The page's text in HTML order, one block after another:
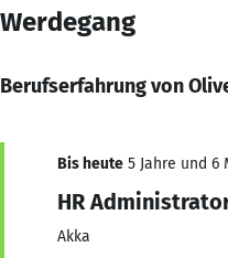
Werdegang
Berufserfahrung von
Bis heute 5 Jahre und 6
HR
Akka